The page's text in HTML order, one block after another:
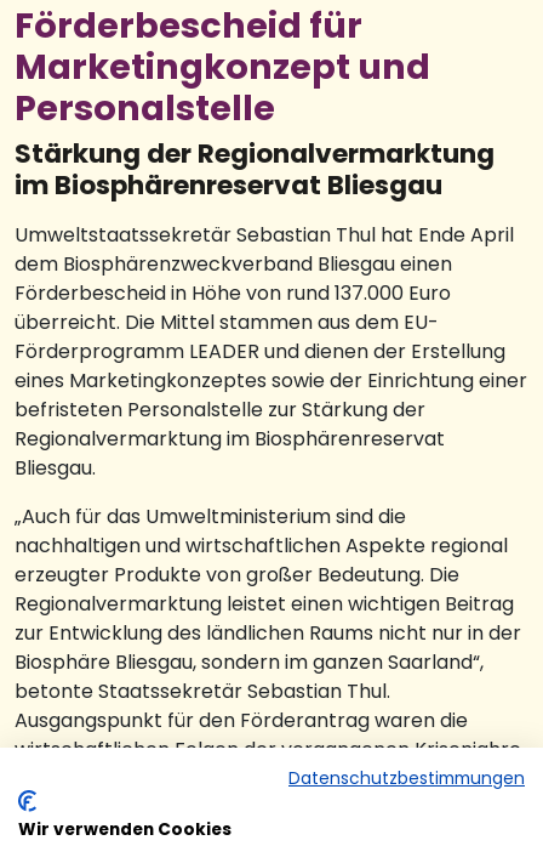
Förderbescheid für
Marketingkonzept und
Personalstelle
Stärkung der Regionalvermarktung
im Biosphärenreservat Bliesgau
Umweltstaatssekretär Sebastian Thul hat Ende April
dem Biosphärenzweckverband Bliesgau einen
Förderbescheid in Höhe von rund 137.000 Euro
überreicht. Die Mittel stammen aus dem EU-
Förderprogramm LEADER und dienen der Erstellung
eines Marketingkonzeptes sowie der Einrichtung einer
befristeten Personalstelle zur Stärkung der
Regionalvermarktung im Biosphärenreservat
Bliesgau.
„Auch für das Umweltministerium sind die
nachhaltigen und wirtschaftlichen Aspekte regional
erzeugter Produkte von großer Bedeutung. Die
Regionalvermarktung leistet einen wichtigen Beitrag
zur Entwicklung des ländlichen Raums nicht nur in der
Biosphäre Bliesgau, sondern im ganzen Saarland“,
betonte Staatssekretär Sebastian Thul.
Ausgangspunkt für den Förderantrag waren die
wirtschaftlichen Folgen der vergangenen Krisenjahre.
Nach der Corona-Pandemie, dem Ukraine-Krieg und
der allgemeinen Finanzunsicherheit hielten sich viele
Verbraucherinnen und Verbraucher mit Ausgaben
Datenschutzbestimmungen
Wir verwenden Cookies